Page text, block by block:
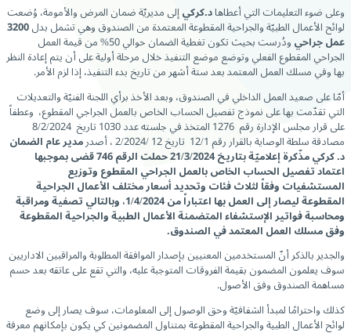
وعلى ضوء التعليمات التي أعطاهاد.كركيإلى مديريّة ضمان المرض والأمومة، وُضعت
لوائح الأعمال الطبيّة والجراحية المقطوعة المعتمدة من الصندوق وهي تشمل بدل3200
عمل جراحي ودُرست بحيث تكون تغطية الضمان حوالي 50% من قيمة العمل
الجراحي المقطوع الفعلي وتوضع موضع التنفيذ خلال مرحلة أولية على أن يتم إعادة النظر
بها وفي مسلك العمل المعتمد بعد ستة أشهر من تاريخ بدء التنفيذ، إذا لزم الأمر.
أمّا على صعيد العمل الداخلي في الصندوق، وبعد الأخذ برأي اللجنة الفنيّة والتعديلات
التي تقدّمت بها على نموذج تفصيل الحساب الخاص بالعمل الجراجي المقطوع، وعطفاً
على قرار مجلس الإدارة رقم 1276 المتخذ في جلسته عدد 1030 تاریخ 8/2/2024
مصادقة سلطة الوصاية بالقرار رقم 12/1 تاريخ 12 /2/2024 ، أصدر مدير عام الضمان
د. كركي مذّكرة إعلاميّة بتاريخ 21/3/2024 حملت الرقم 746 قضى بموجبها
اعتماد تفصيل الحساب الخاص بالعمل الجراحي المقطوع وتوزيع
المستشفيات وفقاً لثلاث فئات وتحديد أسعار مختلف الأعمال الجراحية
المقطوعة ليصار إلى العمل بها اعتباراً من 1/4/2024، وبالتالي ت صفية ومراقبة
ومحاسبة فواتير الإستشفاء المتضمنة الأعمال الطبية والجراحية المقطوعة
وفق مسلك العمل المعتمد في الصندوق.
والجدير بالذكر أنّ المستخدمين المعنيين بإصدار الموافقة المطلوبة والمراقبين الاداريين
سوف يعلمون المضمون بقيمة الفروقات المتوجبة عليه، والتي تقع على عاتقه بعد حسم
مساهمة الصندوق وفق الأصول.
كذلك واحترامًا لمبدأ الشفافيّة وحق الوصول إلى المعلومات، سوف يصار إلى وضع
لوائح الأعمال الطبية والجراحية المقطوعة بمتناول المضمونين كي يكون بإمكانهم معرفة